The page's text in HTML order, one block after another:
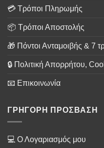
💳 Τρόποι Πληρωμής
📦 Τρόποι Αποστολής
🎁 Πόντοι Ανταμοιβής & 7
🔒 Πολιτική Απορρήτου,
📧 Επικοινωνία
ΓΡΗΓΟΡΗ ΠΡΟΣΒΑΣΗ
💻 Ο Λογαριασμός μου